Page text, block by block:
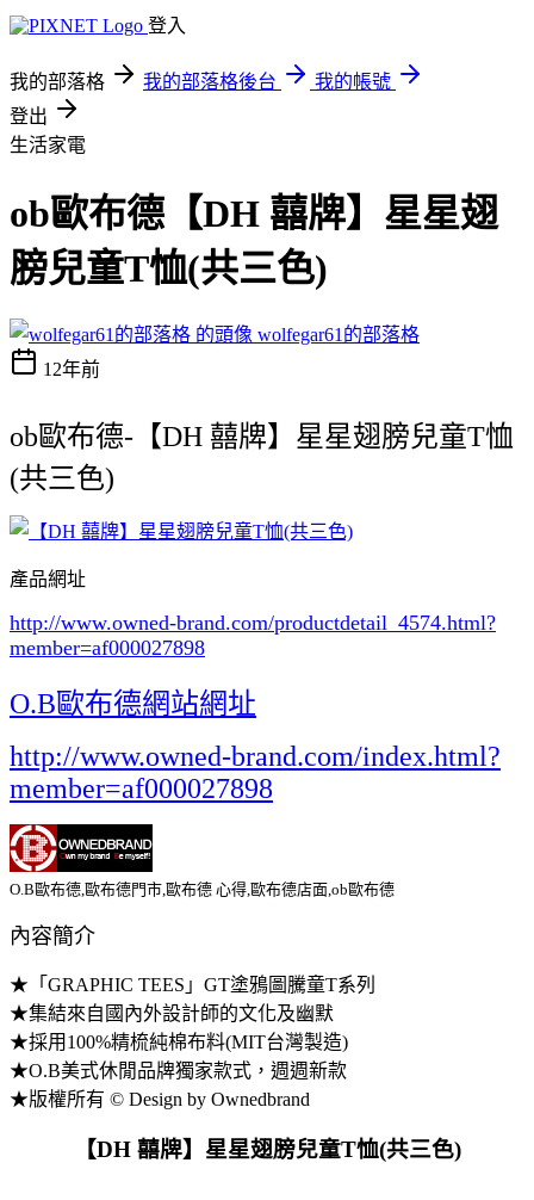
登入
我的部落格 我的部落格後台
我的帳號
登出
生活家電
ob歐布德【DH 囍牌】星星翅
膀兒童T恤(共三色)
wolfegar61的部落格
12年前
ob歐布德-【DH 囍牌】星星翅膀兒童T恤
(共三色)
產品網址
http://www.owned-brand.com/productdetail_4574.html?
member=af000027898
O.B歐布德網站網址
http://www.owned-brand.com/index.html?
member=af000027898
O.B歐布德,歐布德門市,歐布德 心得,歐布德店面,ob歐布德
內容簡介
★「GRAPHIC TEES」GT塗鴉圖騰童T系列
★集結來自國內外設計師的文化及幽默
★採用100%精梳純棉布料(MIT台灣製造)
★O.B美式休閒品牌獨家款式，週週新款
★版權所有 © Design by Ownedbrand
【DH 囍牌】星星翅膀兒童T恤(共三色)